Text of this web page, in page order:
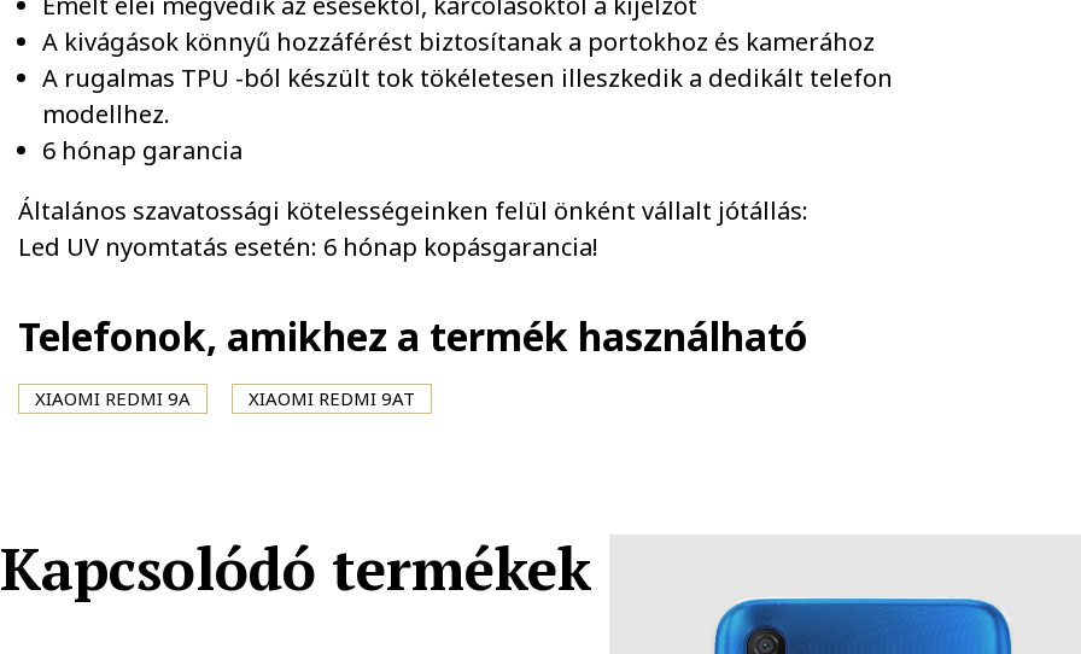
A kivágások könnyű hozzáférést biztosítanak a portokhoz és kamerához
A rugalmas TPU -ból készült tok tökéletesen illeszkedik a dedikált telefon
modellhez.
6 hónap garancia
Általános szavatossági kötelességeinken felül önként vállalt jótállás:
Led UV nyomtatás esetén: 6 hónap kopásgarancia!
Telefonok, amikhez a termék használható
XIAOMI REDMI 9A XIAOMI REDMI 9AT
Kapcsolódó termékek